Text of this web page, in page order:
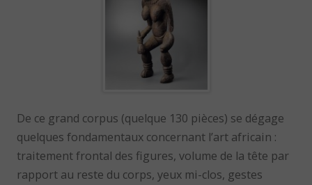
De ce grand corpus (quelque 130 pièces) se dégage
quelques fondamentaux concernant l’art africain :
traitement frontal des figures, volume de la tête par
rapport au reste du corps, yeux mi-clos, gestes